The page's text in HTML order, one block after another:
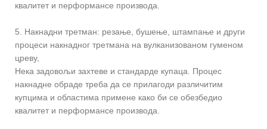
квалитет и перформансе производа.
5. Накнадни третман: резање, бушење, штампање и други
процеси накнадног третмана на вулканизованом гуменом
цреву,
Нека задовољи захтеве и стандарде купаца. Процес
накнадне обраде треба да се прилагоди различитим
купцима и областима примене како би се обезбедио
квалитет и перформансе производа.